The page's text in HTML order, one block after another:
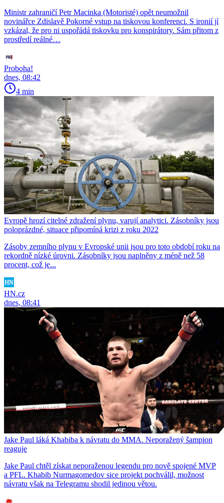
Ministr zahraničí Petr Macinka (Motoristé) opět neumožnil
novinářce Zdislavě Pokorné vstup na tiskovou konferenci. S ironií jí
vzkázal, že pro ni uspořádá tiskovku pro konspirátory. Sám přitom z
prostředí reálné…
Proboha!
dnes, 08:42
4 min
Evropě hrozí citelné zdražení plynu, varují analytici. Zásobníky jsou
poloprázdné, situace připomíná krizi z roku 2022
Zásoby zemního plynu v Evropské unii jsou pro toto období roku na
rekordně nízké úrovni. Zásobníky jsou naplněny z méně než 58
procent, což je...
HN.cz
dnes, 08:41
Jake Paul láká Khabiba k návratu do MMA. Neporažený šampion
reaguje
Jake Paul chtěl získat neporaženou legendu pro nově spojené MVP
a PFL. Khabib Nurmagomedov sice projekt pochválil, možnost
návratu však na Telegramu shodil jedinou větou.